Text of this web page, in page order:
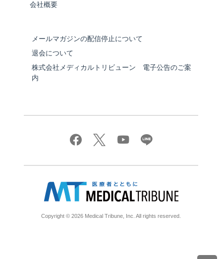
会社概要
メールマガジンの配信停止について
退会について
株式会社メディカルトリビューン 電子公告のご案
内
Copyright © 2026 Medical Tribune, Inc. All rights reserved.